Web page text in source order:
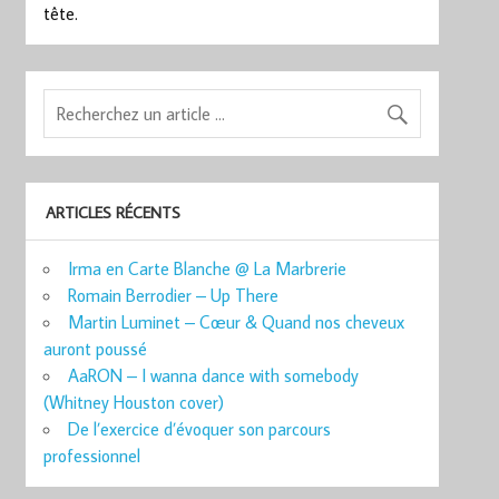
tête.
ARTICLES RÉCENTS
Irma en Carte Blanche @ La Marbrerie
Romain Berrodier – Up There
Martin Luminet – Cœur & Quand nos cheveux
auront poussé
AaRON – I wanna dance with somebody
(Whitney Houston cover)
De l’exercice d’évoquer son parcours
professionnel